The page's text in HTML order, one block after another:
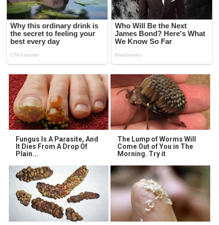
Fungus Is A Parasite, And
It Dies From A Drop Of
Plain...
The Lump of Worms Will
Come Out of You in The
Morning. Try it